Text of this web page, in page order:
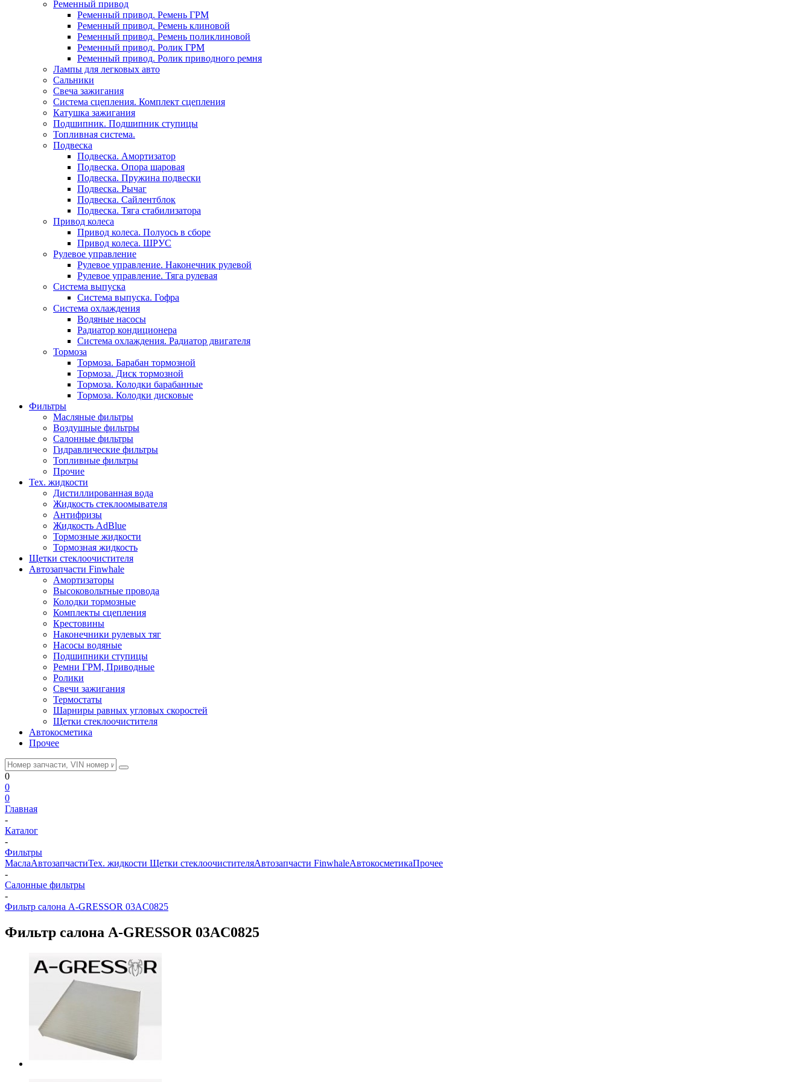
Ременный привод
Ременный привод. Ремень ГРМ
Ременный привод. Ремень клиновой
Ременный привод. Ремень поликлиновой
Ременный привод. Ролик ГРМ
Ременный привод. Ролик приводного ремня
Лампы для легковых авто
Сальники
Свеча зажигания
Система сцепления. Комплект сцепления
Катушка зажигания
Подшипник. Подшипник ступицы
Топливная система.
Подвеска
Подвеска. Амортизатор
Подвеска. Опора шаровая
Подвеска. Пружина подвески
Подвеска. Рычаг
Подвеска. Сайлентблок
Подвеска. Тяга стабилизатора
Привод колеса
Привод колеса. Полуось в сборе
Привод колеса. ШРУС
Рулевое управление
Рулевое управление. Наконечник рулевой
Рулевое управление. Тяга рулевая
Система выпуска
Система выпуска. Гофра
Система охлаждения
Водяные насосы
Радиатор кондиционера
Система охлаждения. Радиатор двигателя
Тормоза
Тормоза. Барабан тормозной
Тормоза. Диск тормозной
Тормоза. Колодки барабанные
Тормоза. Колодки дисковые
Фильтры
Масляные фильтры
Воздушные фильтры
Салонные фильтры
Гидравлические фильтры
Топливные фильтры
Прочие
Тех. жидкости
Дистиллированная вода
Жидкость стеклоомывателя
Антифризы
Жидкость AdBlue
Тормозные жидкости
Тормозная жидкость
Щетки стеклоочистителя
Автозапчасти Finwhale
Амортизаторы
Высоковольтные провода
Колодки тормозные
Комплекты сцепления
Крестовины
Наконечники рулевых тяг
Насосы водяные
Подшипники ступицы
Ремни ГРМ, Приводные
Ролики
Свечи зажигания
Термостаты
Шарниры равных угловых скоростей
Щетки стеклоочистителя
Автокосметика
Прочее
0
0
0
Главная
-
Каталог
-
Фильтры
МаслаАвтозапчастиТех. жидкости Щетки стеклоочистителяАвтозапчасти FinwhaleАвтокосметикаПрочее
-
Салонные фильтры
-
Фильтр салона A-GRESSOR 03AC0825
Фильтр салона A-GRESSOR 03AC0825